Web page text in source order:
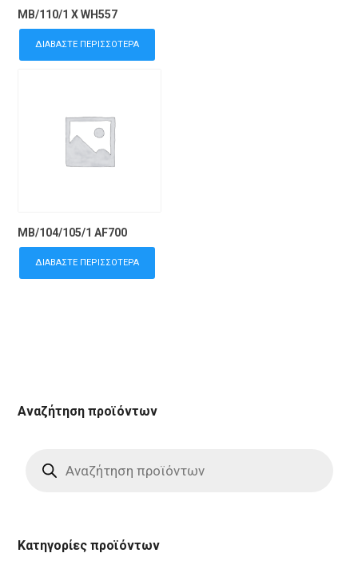
MB/110/1 X WH557
ΔΙΑΒΆΣΤΕ ΠΕΡΙΣΣΌΤΕΡΑ
MB/104/105/1 AF700
ΔΙΑΒΆΣΤΕ ΠΕΡΙΣΣΌΤΕΡΑ
Αναζήτηση προϊόντων
search
Κατηγορίες προϊόντων